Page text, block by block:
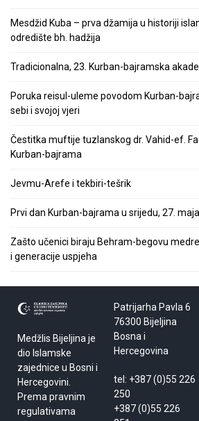
Mesdžid Kuba – prva džamija u historiji
odredište bh. hadžija
Tradicionalna, 23. Kurban-bajramska
Poruka reisul-uleme povodom Kurban-
sebi i svojoj vjeri
Čestitka muftije tuzlanskog dr. Vahid-ef.
Kurban-bajrama
Jevmu-Arefe i tekbiri-tešrik
Prvi dan Kurban-bajrama u srijedu, 27. maja
Zašto učenici biraju Behram-begovu
i generacije uspjeha
Medžlis Bijeljina je
dio Islamske
zajednice u Bosni i
Hercegovini.
Prema pravnim
regulativama
Patrijarha Pavla 6
76300 Bijeljina
Bosna i
Hercegovina
tel: +387 (0)55 226
250
+387 (0)55 226